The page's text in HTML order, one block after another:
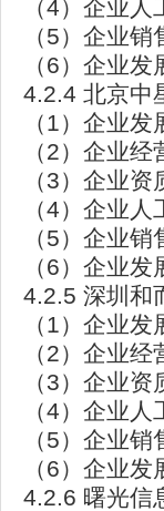
（4）企业
（5）企业
（6）企业
4.2.4 北京中
（1）企业
（2）企业
（3）企业
（4）企业
（5）企业
（6）企业
4.2.5 深圳和
（1）企业
（2）企业
（3）企业
（4）企业
（5）企业
（6）企业
4.2.6 曙光信